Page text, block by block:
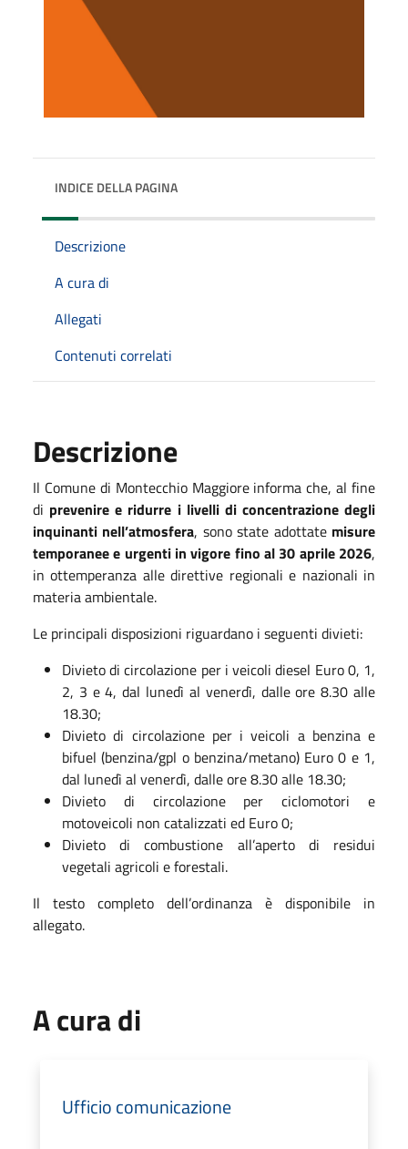
INDICE DELLA PAGINA
Descrizione
A cura di
Allegati
Contenuti correlati
Descrizione
Il Comune di Montecchio Maggiore informa che, al fine
di prevenire e ridurre i livelli di concentrazione degli
inquinanti nell’atmosfera, sono state adottate misure
temporanee e urgenti in vigore fino al 30 aprile 2026,
in ottemperanza alle direttive regionali e nazionali in
materia ambientale.
Le principali disposizioni riguardano i seguenti divieti:
Divieto di circolazione per i veicoli diesel Euro 0, 1,
2, 3 e 4, dal lunedì al venerdì, dalle ore 8.30 alle
18.30;
Divieto di circolazione per i veicoli a benzina e
bifuel (benzina/gpl o benzina/metano) Euro 0 e 1,
dal lunedì al venerdì, dalle ore 8.30 alle 18.30;
Divieto di circolazione per ciclomotori e
motoveicoli non catalizzati ed Euro 0;
Divieto di combustione all’aperto di residui
vegetali agricoli e forestali.
Il testo completo dell’ordinanza è disponibile in
allegato.
A cura di
Ufficio comunicazione